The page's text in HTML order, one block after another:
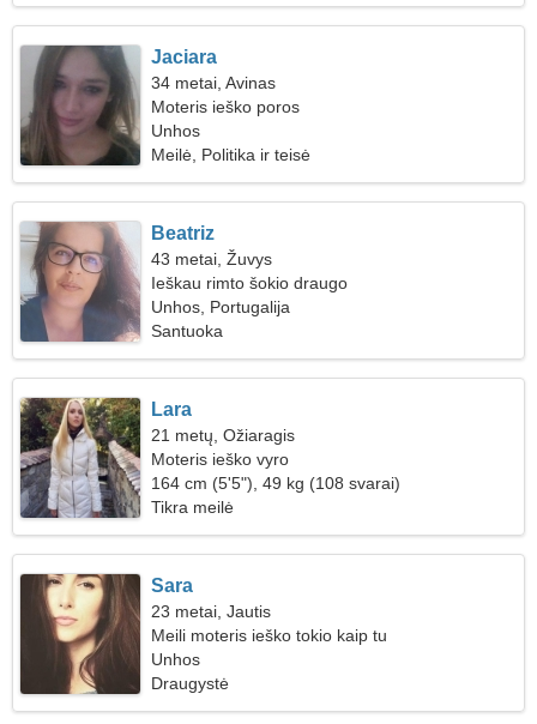
Jaciara
34 metai, Avinas
Moteris ieško poros
Unhos
Meilė, Politika ir teisė
Beatriz
43 metai, Žuvys
Ieškau rimto šokio draugo
Unhos, Portugalija
Santuoka
Lara
21 metų, Ožiaragis
Moteris ieško vyro
164 cm (5'5"), 49 kg (108 svarai)
Tikra meilė
Sara
23 metai, Jautis
Meili moteris ieško tokio kaip tu
Unhos
Draugystė